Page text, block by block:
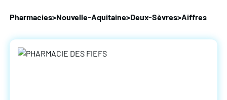
Pharmacies>Nouvelle-Aquitaine>Deux-Sèvres>Aiffres